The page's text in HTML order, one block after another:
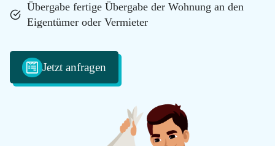
Übergabe fertige Übergabe der Wohnung an den
Eigentümer oder Vermieter
Jetzt anfragen